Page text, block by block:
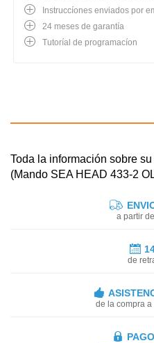
Instruccíones enviados por
24 meses de garantía
Tutoríal de programacíon
Toda la información sobre
(Mando SEA HEAD 433-2
a partir
de
de la compra